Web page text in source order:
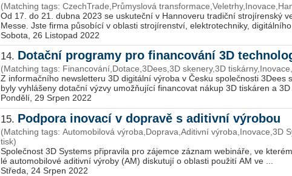
(Matching tags: CzechTrade,Průmyslová
Od 17. do 21. dubna 2023 se usku­teč­ní v Han­no­ve­ru tra­dič­ní stro­jí­ren­ský
Messe. Jste firma pů­so­bí­cí v ob­las­ti stro­jí­ren­ství, elek­tro­tech­ni­ky, di­gi­tál­ní­ho
Sobota, 26 Listopad 2022
14. Dotační programy pro financování 3D
(Matching tags: Financování,Dotace,3Dees,3D skenery,3D
Z in­for­mač­ní­ho news­let­te­ru 3D di­gi­tál­ní vý­ro­ba v Česku spo­leč­nos­ti 3Dees
byly vy­hlá­še­ny do­tač­ní výzvy umožňující fi­nan­co­vat nákup 3D tis­ká­ren a 3D
Pondělí, 29 Srpen 2022
15. Podpora inovací v dopravě s aditivní výrobou
(Matching tags: Automobilová výroba,Doprava,Aditivní výroba,Inovace,3D
tisk)
Spo­leč­nost 3D Sys­tems při­pra­vi­la pro zá­jem­ce zá­znam webi­ná­ře, ve
lé au­to­mo­bi­lo­vé adi­tiv­ní vý­ro­by (AM) dis­ku­tu­jí o ob­las­ti po­u­ži­tí AM ve ...
Středa, 24 Srpen 2022